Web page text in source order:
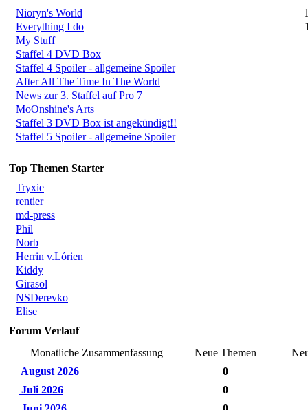
Nioryn's World
Everything I do
My Stuff
Staffel 4 DVD Box
Staffel 4 Spoiler - allgemeine Spoiler
After All The Time In The World
News zur 3. Staffel auf Pro 7
MoOnshine's Arts
Staffel 3 DVD Box ist angekündigt!!
Staffel 5 Spoiler - allgemeine Spoiler
Top Themen Starter
Tryxie
rentier
md-press
Phil
Norb
Herrin v.Lórien
Kiddy
Girasol
NSDerevko
Elise
Forum Verlauf
Monatliche Zusammenfassung
Neue Themen
August 2026
0
Juli 2026
0